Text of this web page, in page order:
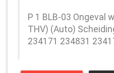
P 1 BLB-03 Ongeval
THV) (Auto)
234171 234831